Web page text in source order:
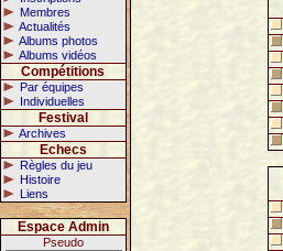
Membres
Actualités
Albums photos
Albums vidéos
Compétitions
Par équipes
Individuelles
Festival
Archives
Echecs
Règles du jeu
Histoire
Liens
Espace Admin
Pseudo